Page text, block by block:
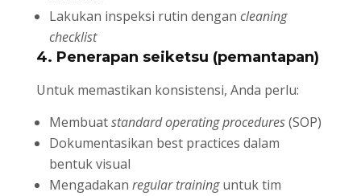
Lakukan inspeksi rutin dengan cleaning
checklist
4. Penerapan seiketsu (pemantapan)
Untuk memastikan konsistensi, Anda perlu:
Membuatstandard operating procedures(SOP)
Dokumentasikan best practices dalam
bentuk visual
Mengadakan regular traininguntuk tim